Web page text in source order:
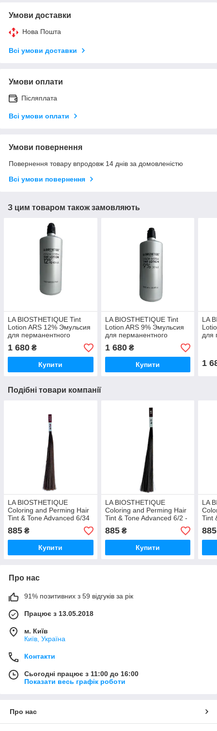
Умови доставки
Нова Пошта
Всі умови доставки
Умови оплати
Післяплата
Всі умови оплати
Умови повернення
Повернення товару впродовж 14 днів за домовленістю
Всі умови повернення
З цим товаром також замовляють
LA BIOSTHETIQUE Tint
Lotion ARS 12% Эмульсия
для перманентного
окрашивания волос 12%,
1000 мл
1 680 ₴
Купити
LA BIOSTHETIQUE Tint
Lotion ARS 9% Эмульсия
для перманентного
окрашивания волос 9%,
1000 мл
1 680₴
Купити
LA
для
1
Подібні товари компанії
LA BIOSTHETIQUE
Coloring and Perming Hair
Tint & Tone Advanced 6/34
волос - 6/34
885 ₴
Купити
LA BIOSTHETIQUE
Coloring and Perming Hair
Tint & Tone Advanced 6/2 -
Стойкая краска для волос
- 6/2
885₴
Купити
LA
Tint
885
Про нас
91% позитивних з 59 відгуків за рік
Працює з 13.05.2018
м. Київ
Київ, Україна
Контакти
Сьогодні працює з 11:00 до 16:00
Показати весь графік роботи
Про нас